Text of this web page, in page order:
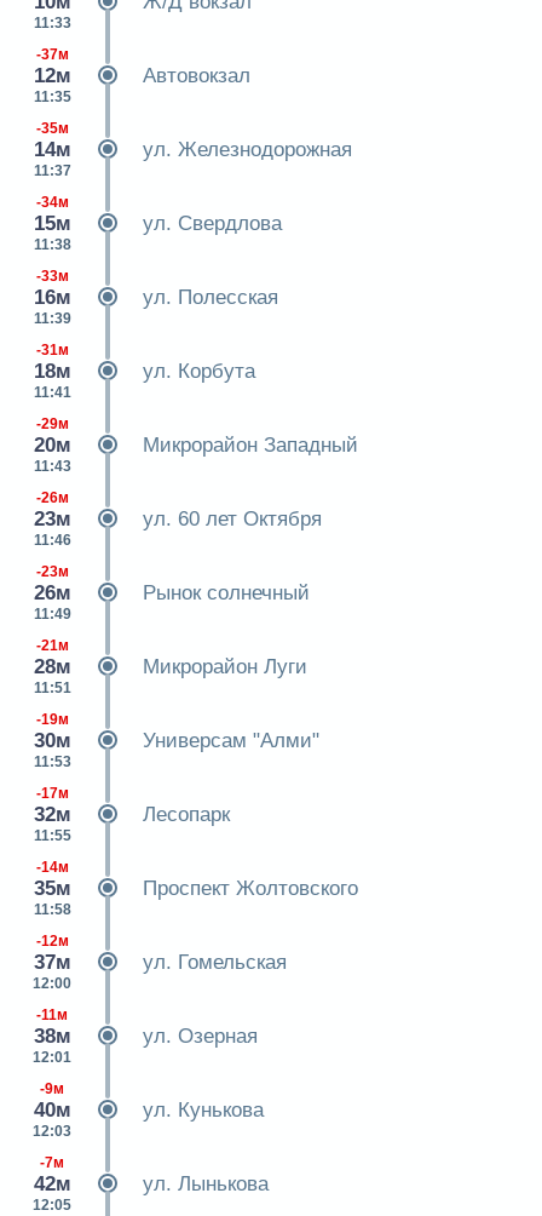
11:33
-37м
12м
11:35
Автовокзал
-35м
14м
11:37
ул. Железнодорожная
-34м
15м
11:38
ул. Свердлова
-33м
16м
11:39
ул. Полесская
-31м
18м
11:41
ул. Корбута
-29м
20м
11:43
Микрорайон Западный
-26м
23м
11:46
ул. 60 лет Октября
-23м
26м
11:49
Рынок солнечный
-21м
28м
11:51
Микрорайон Луги
-19м
30м
11:53
Универсам "Алми"
-17м
32м
11:55
Лесопарк
-14м
35м
11:58
Проспект Жолтовского
-12м
37м
12:00
ул. Гомельская
-11м
38м
12:01
ул. Озерная
-9м
40м
12:03
ул. Кунькова
-7м
42м
12:05
ул. Лынькова